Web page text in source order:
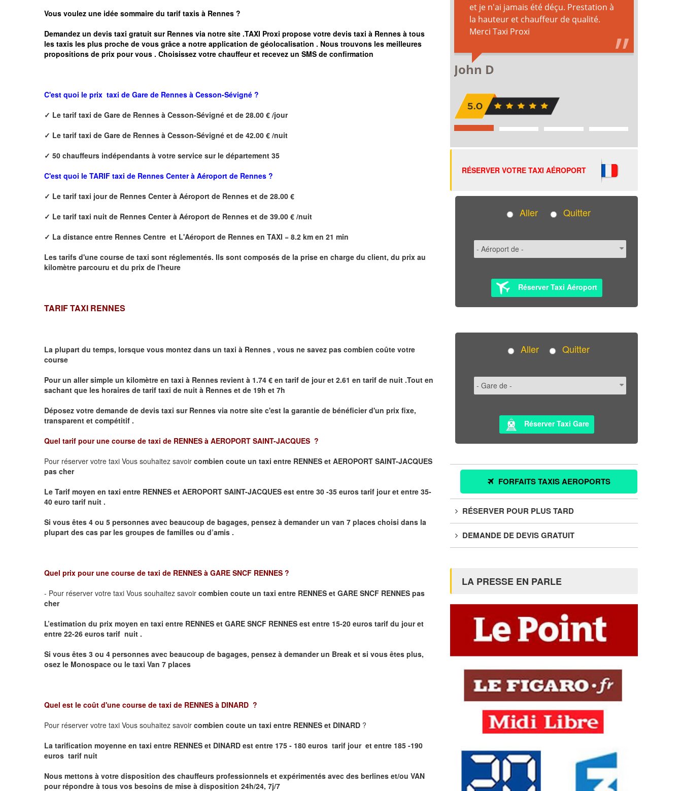
Vous voulez une idée sommaire du tarif taxis à Rennes ?
Demandez un devis taxi gratuit sur Rennes via notre site .TAXI Proxi propose votre devis taxi à Rennes à tous
les taxis les plus proche de vous grâce a notre application de géolocalisation . Nous trouvons les meilleures
propositions de prix pour vous . Choisissez votre chauffeur et recevez un SMS de confirmation
C'est quoi le prix taxi de Gare de Rennes à Cesson-Sévigné ?
✓ Le tarif taxi de Gare de Rennes à Cesson-Sévigné et de 28.00 € /jour
✓ Le tarif taxi de Gare de Rennes à Cesson-Sévigné et de 42.00 € /nuit
✓ 50 chauffeurs indépendants à votre service sur le département 35
C'est quoi le TARIF taxi de Rennes Center à Aéroport de Rennes ?
✓ Le tarif taxi jour de Rennes Center à Aéroport de Rennes et de 28.00 €
✓ Le tarif taxi nuit de Rennes Center à Aéroport de Rennes et de 39.00 € /nuit
✓ La distance entre Rennes Centre et L'Aéroport de Rennes en TAXI = 8.2 km en 21 min
Les tarifs d'une course de taxi sont réglementés. Ils sont composés de la prise en charge du client, du prix au
kilomètre parcouru et du prix de l'heure
TARIF TAXI RENNES
La plupart du temps, lorsque vous montez dans un taxi à Rennes , vous ne savez pas combien coûte votre
course
Pour un aller simple un kilomètre en taxi à Rennes revient à 1.74 € en tarif de jour et 2.61 en tarif de nuit .Tout en
sachant que les horaires de tarif taxi de nuit à Rennes et de 19h et 7h
Déposez votre demande de devis taxi sur Rennes via notre site c'est la garantie de bénéficier d'un prix fixe,
transparent et compétitif .
Quel tarif pour une course de taxi de RENNES à AEROPORT SAINT-JACQUES ?
Pour réserver votre taxi Vous souhaitez savoir combien coute un taxi entre RENNES et AEROPORT SAINT-JACQUES
pas cher
Le Tarif moyen en taxi entre RENNES et AEROPORT SAINT-JACQUES est entre 30 -35 euros tarif jour et entre 35-
40 euro tarif nuit .
Si vous êtes 4 ou 5 personnes avec beaucoup de bagages, pensez à demander un van 7 places choisi dans la
plupart des cas par les groupes de familles ou d’amis .
Quel prix pour une course de taxi de RENNES à GARE SNCF RENNES ?
- Pour réserver votre taxi Vous souhaitez savoir combien coute un taxi entre RENNES et GARE SNCF RENNES pas
cher
L’estimation du prix moyen en taxi entre RENNES et GARE SNCF RENNES est entre 15-20 euros tarif du jour et
entre 22-26 euros tarif nuit .
Si vous êtes 3 ou 4 personnes avec beaucoup de bagages, pensez à demander un Break et si vous êtes plus,
osez le Monospace ou le taxi Van 7 places
Quel est le coût d'une course de taxi de RENNES à DINARD ?
Pour réserver votre taxi Vous souhaitez savoir combien coute un taxi entre RENNES et DINARD ?
La tarification moyenne en taxi entre RENNES et DINARD est entre 175 - 180 euros tarif jour et entre 185 -190
euros tarif nuit
Nous mettons à votre disposition des chauffeurs professionnels et expérimentés avec des berlines et/ou VAN
pour répondre à tous vos besoins de mise à disposition 24h/24, 7j/7
RÉSERVER VOTRE TAXI AÉROPORT
Aller Quitter
Réserver Taxi Aéroport
Aller Quitter
Réserver Taxi Gare
FORFAITS TAXIS AEROPORTS
RÉSERVER POUR PLUS TARD
DEMANDE DE DEVIS GRATUIT
LA PRESSE EN PARLE